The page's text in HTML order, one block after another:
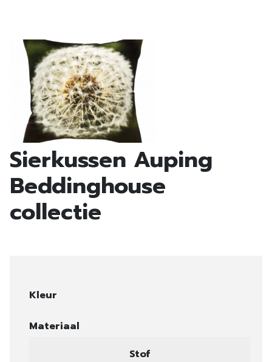
Sierkussen Auping
Beddinghouse
collectie
Kleur
Materiaal
Stof